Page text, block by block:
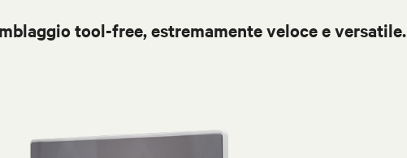
tool-free, estremamente veloce e versatile.